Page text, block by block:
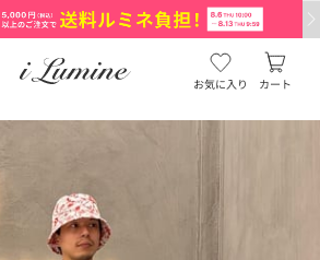
お気に入り カート